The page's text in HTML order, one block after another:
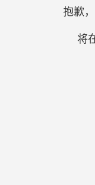
抱歉
将